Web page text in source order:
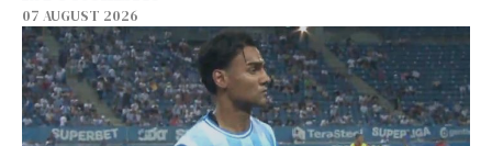
07 AUGUST 2026